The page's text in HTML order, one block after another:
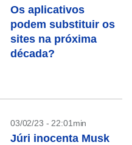
Os aplicativos
podem substituir os
sites na próxima
década?
03/02/23 - 22:01min
Júri inocenta Musk